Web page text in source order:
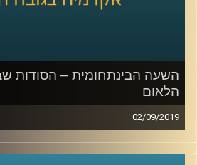
של איפיון למגדר פוגעת
הלאום
02/09/2019